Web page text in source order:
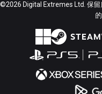
©2026 Digital Extremes Ltd. 保